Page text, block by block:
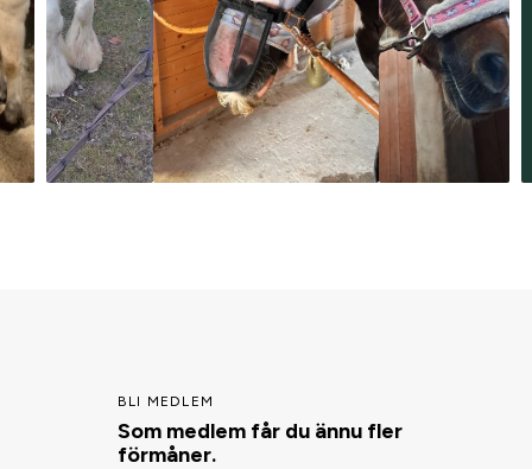
BLI MEDLEM
Som medlem får du ännu fler
förmåner.